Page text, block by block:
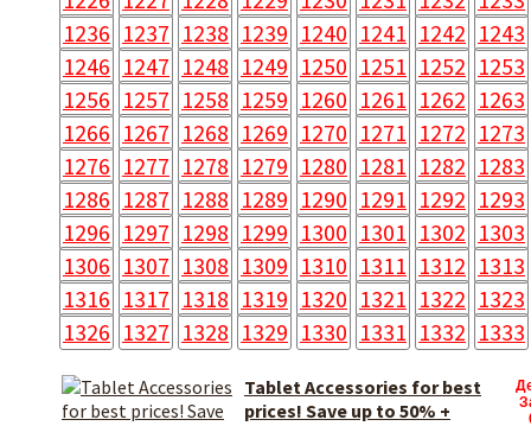
1236 1237 1238 1239 1240 1241 1242 1243
1246 1247 1248 1249 1250 1251 1252 1253
1256 1257 1258 1259 1260 1261 1262 1263
1266 1267 1268 1269 1270 1271 1272 1273
1276 1277 1278 1279 1280 1281 1282 1283
1286 1287 1288 1289 1290 1291 1292 1293
1296 1297 1298 1299 1300 1301 1302 1303
1306 1307 1308 1309 1310 1311 1312 1313
1316 1317 1318 1319 1320 1321 1322 1323
1326 1327 1328 1329 1330 1331 1332 1333
Tablet Accessories for best
prices! Save up to 50% +